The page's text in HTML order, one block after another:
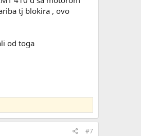
tj blokira , ovo
od toga
#7